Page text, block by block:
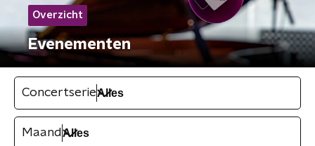
Overzicht
Evenementen
Concertserie
Maand